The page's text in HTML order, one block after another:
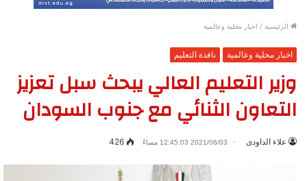
الرئيسية / اخبار محلية وعالمية
اخبار محلية وعالمية نافذة التعليم
وزير التعليم العالي يبحث سبل تعزيز
التعاون الثنائي مع جنوب السودان
علاء الداودى 2021/06/03 12:45:03 مساءً 426